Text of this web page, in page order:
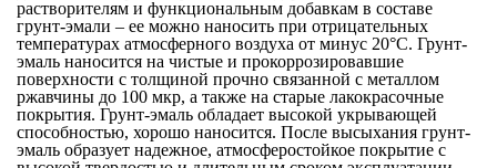
растворителям и функциональным добавкам в составе
грунт-эмали – ее можно наносить при отрицательных
температурах атмосферного воздуха от минус 20°С. Грунт-
эмаль наносится на чистые и прокоррозировавшие
поверхности с толщиной прочно связанной с металлом
ржавчины до 100 мкр, а также на старые лакокрасочные
покрытия. Грунт-эмаль обладает высокой укрывающей
способностью, хорошо наносится. После высыхания грунт-
эмаль образует надежное, атмосферостойкое покрытие с